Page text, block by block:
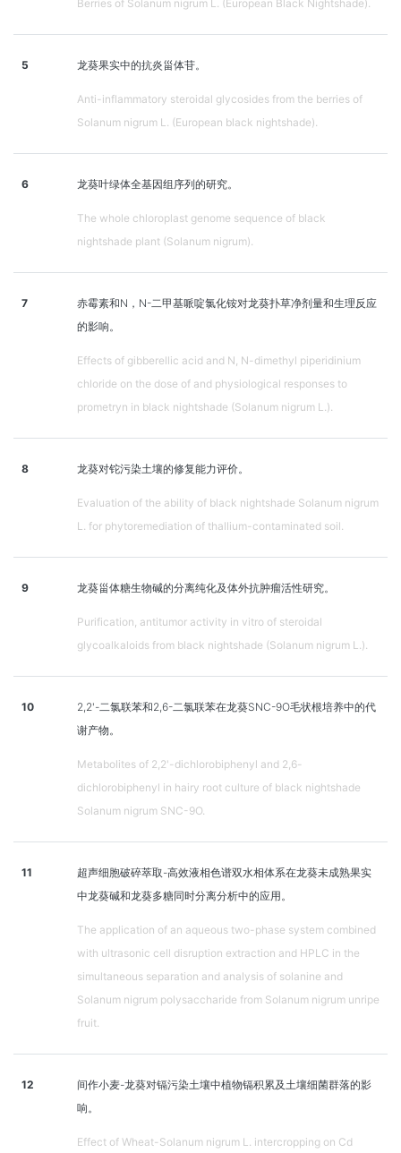
Berries of Solanum nigrum L. (European Black Nightshade).
5 龙葵果实中的抗炎甾体苷。
Anti-inflammatory steroidal glycosides from the berries of
Solanum nigrum L. (European black nightshade).
6 龙葵叶绿体全基因组序列的研究。
The whole chloroplast genome sequence of black
nightshade plant (Solanum nigrum).
7
赤霉素和N，N-二甲基哌啶氯化铵对龙葵扑草净剂量和生理反应
的影响。
Effects of gibberellic acid and N, N-dimethyl piperidinium
chloride on the dose of and physiological responses to
prometryn in black nightshade (Solanum nigrum L.).
8 龙葵对铊污染土壤的修复能力评价。
Evaluation of the ability of black nightshade Solanum nigrum
L. for phytoremediation of thallium-contaminated soil.
9 龙葵甾体糖生物碱的分离纯化及体外抗肿瘤活性研究。
Purification, antitumor activity in vitro of steroidal
glycoalkaloids from black nightshade (Solanum nigrum L.).
10
2,2'-二氯联苯和2,6-二氯联苯在龙葵SNC-9O毛状根培养中的代
谢产物。
Metabolites of 2,2'-dichlorobiphenyl and 2,6-
dichlorobiphenyl in hairy root culture of black nightshade
Solanum nigrum SNC-9O.
11
超声细胞破碎萃取-高效液相色谱双水相体系在龙葵未成熟果实
中龙葵碱和龙葵多糖同时分离分析中的应用。
The application of an aqueous two-phase system combined
with ultrasonic cell disruption extraction and HPLC in the
simultaneous separation and analysis of solanine and
Solanum nigrum polysaccharide from Solanum nigrum unripe
fruit.
12
间作小麦-龙葵对镉污染土壤中植物镉积累及土壤细菌群落的影
响。
Effect of Wheat-Solanum nigrum L. intercropping on Cd